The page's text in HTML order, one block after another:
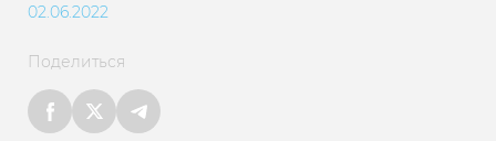
02.06.2022
Поделиться